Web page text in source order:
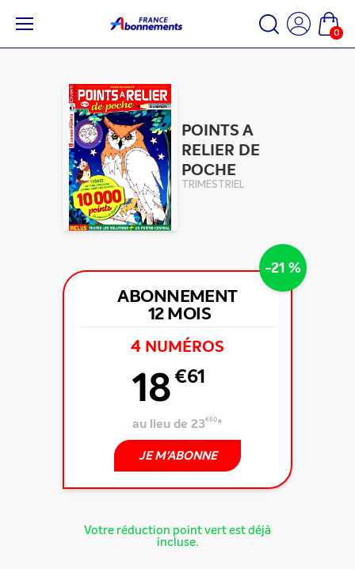
0
POINTS A
RELIER DE
POCHE
TRIMESTRIEL
-21 %
ABONNEMENT
12 MOIS
4 NUMÉROS
18€61
au lieu de 23€60*
JE M'ABONNE
Votre réduction point vert est déjà
incluse.